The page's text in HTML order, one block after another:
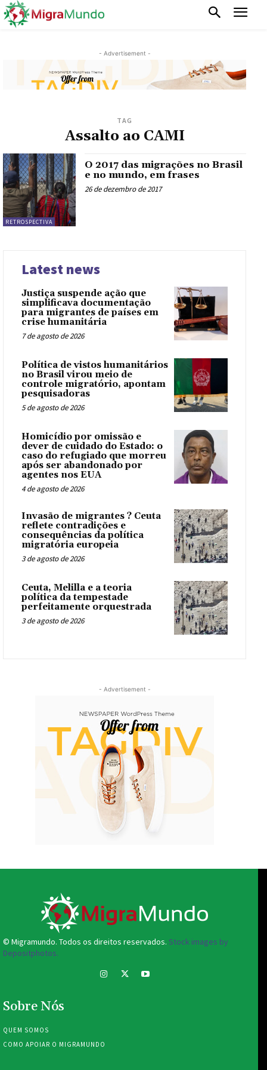
- Advertisement -
TAG
Assalto ao CAMI
RETROSPECTIVA
O 2017 das migrações no Brasil
e no mundo, em frases
26 de dezembro de 2017
Latest news
Justiça suspende ação que
simplificava documentação
para migrantes de países em
crise humanitária
7 de agosto de 2026
Política de vistos humanitários
no Brasil virou meio de
controle migratório, apontam
pesquisadoras
5 de agosto de 2026
Homicídio por omissão e
dever de cuidado do Estado: o
caso do refugiado que morreu
após ser abandonado por
agentes nos EUA
4 de agosto de 2026
Invasão de migrantes ? Ceuta
reflete contradições e
consequências da política
migratória europeia
3 de agosto de 2026
Ceuta, Melilla e a teoria
política da tempestade
perfeitamente orquestrada
3 de agosto de 2026
- Advertisement -
© Migramundo. Todos os direitos reservados. Stock images by
Depositphotos.
Sobre Nós
QUEM SOMOS
COMO APOIAR O MIGRAMUNDO